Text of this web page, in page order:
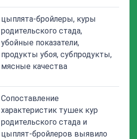
цыплята-бройлеры, куры
родительского стада,
убойные показатели,
продукты убоя, субпродукты,
мясные качества
Сопоставление
характеристик тушек кур
родительского стада и
цыплят-бройлеров выявило